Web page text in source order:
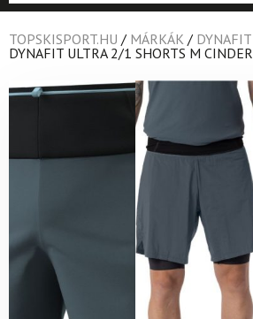
TOPSKISPORT.HU / MÁRKÁK / DYNAFIT
DYNAFIT ULTRA 2/1 SHORTS M CINDER